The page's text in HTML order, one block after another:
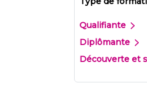
Qualifiante
Diplômante
Découverte et